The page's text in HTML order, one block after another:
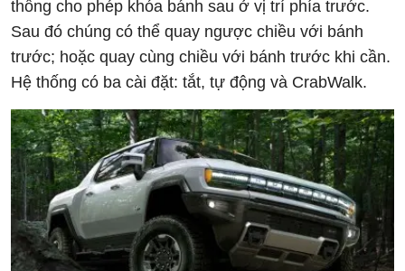
thống cho phép khóa bánh sau ở vị trí phía trước.
Sau đó chúng có thể quay ngược chiều với bánh
trước; hoặc quay cùng chiều với bánh trước khi cần.
Hệ thống có ba cài đặt: tắt, tự động và CrabWalk.